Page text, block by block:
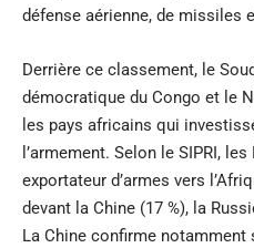
défense aérienne, de missiles
Derrière ce classement, le
démocratique du Congo et le
les pays africains qui
l’armement. Selon le SIPRI,
exportateur d’armes vers
devant la Chine (17 %), la
La Chine confirme